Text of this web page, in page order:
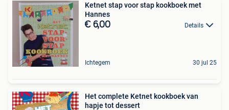
Ketnet stap voor stap kookboek met
Hannes
€ 6,00 Details
Ichtegem 30 jul 25
Het complete Ketnet kookboek van
hapje tot dessert